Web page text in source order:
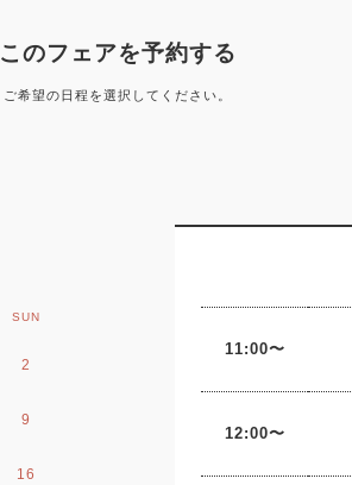
このフェアを予約する
ご希望の日程を選択してください。
SUN
2
9
16 14 15
11:00〜
12:00〜